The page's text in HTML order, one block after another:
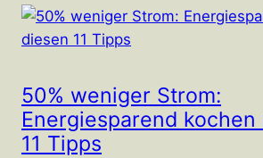
50% weniger Strom:
Energiesparend kochen
11 Tipps